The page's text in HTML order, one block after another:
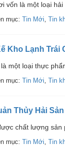
vốn là một loại
mục: Tin Mới, Tin
Kho Lạnh Trái
một loại thực
mục: Tin Mới, Tin
Thủy Hải Sản
chất lượng sản
mục: Tin Mới, Tin